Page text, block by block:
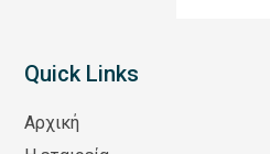
Quick Links
Αρχική